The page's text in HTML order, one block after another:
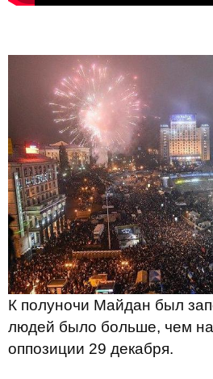
К полуночи Майдан был
людей было больше, чем
оппозиции 29 декабря.